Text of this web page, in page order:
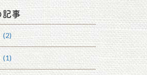
記事
(2)
(1)